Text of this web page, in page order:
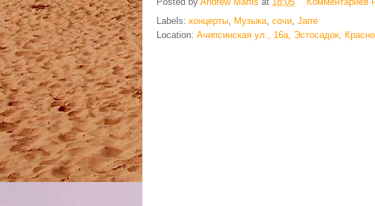
Labels: концерты Музыка сочи Jarre
Location: Ачипсинская ул., 16а, Эстосадок,